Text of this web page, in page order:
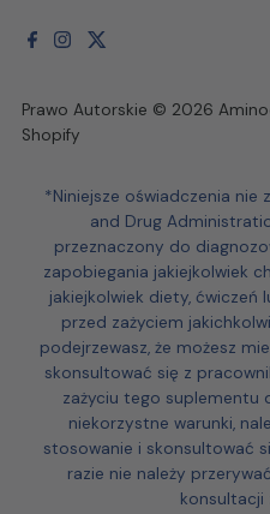
Prawo Autorskie © 2026
Shopify
*Niniejsze oświadczenia nie
and Drug
przeznaczony do
zapobiegania jakiejkolwiek
jakiejkolwiek diety,
przed zażyciem
podejrzewasz, że możesz
skonsultować się z
zażyciu tego suplementu
niekorzystne warunki,
stosowanie i skonsultować
razie nie należy
konsultacji